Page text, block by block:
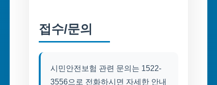
접수/문의
시민안전보험 관련 문의는 1522-
3556으로 전화하시면 자세한 안내